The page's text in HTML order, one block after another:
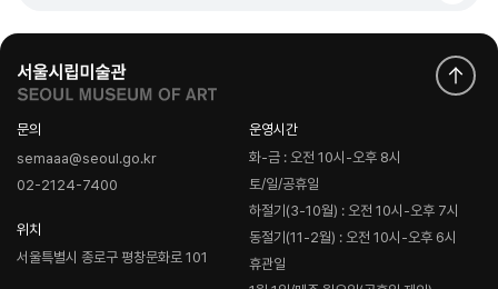
문의
semaaa@seoul.go.kr
02-2124-7400
위치
서울특별시 종로구 평창문화로 101
운영시간
화-금 : 오전 10시-오후 8시
토/일/공휴일
하절기(3-10월) : 오전 10시-오후 7시
동절기(11-2월) : 오전 10시-오후 6시
휴관일